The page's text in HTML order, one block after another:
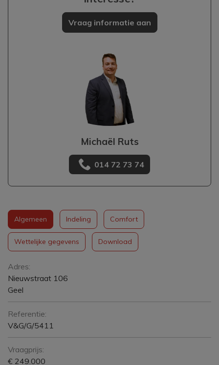
Vraag informatie aan
Michaël Ruts
014 72 73 74
Algemeen Indeling Comfort
Wettelijke gegevens Download
Algemeen
Adres:
Nieuwstraat 106
Geel
Referentie:
V&G/G/5411
Vraagprijs:
€ 249.000